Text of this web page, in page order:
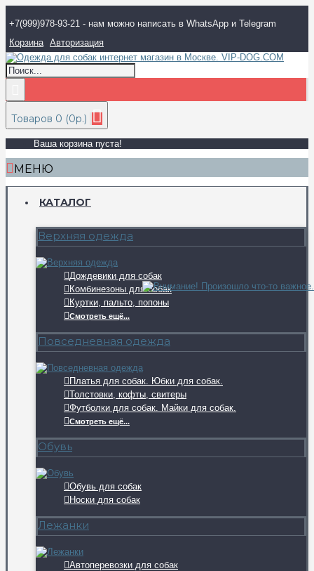
+7(999)978-93-21 - нам можно написать в WhatsApp и Telegram
Корзина Авторизация
Товаров 0 (0р.)
Ваша корзина пуста!
МЕНЮ
КАТАЛОГ
Верхняя одежда
Дождевики для собак
Комбинезоны для собак
Куртки, пальто, попоны
Смотреть ещё...
Повседневная одежда
Платья для собак. Юбки для собак.
Толстовки, кофты, свитеры
Футболки для собак. Майки для собак.
Смотреть ещё...
Обувь
Обувь для собак
Носки для собак
Лежанки
Автоперевозки для собак